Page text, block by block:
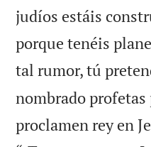
judíos estáis
porque tenéis
tal rumor, tú
nombrado profetas
proclamen rey en